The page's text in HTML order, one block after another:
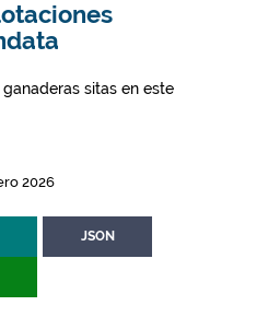
sitas en este
2026
JSON